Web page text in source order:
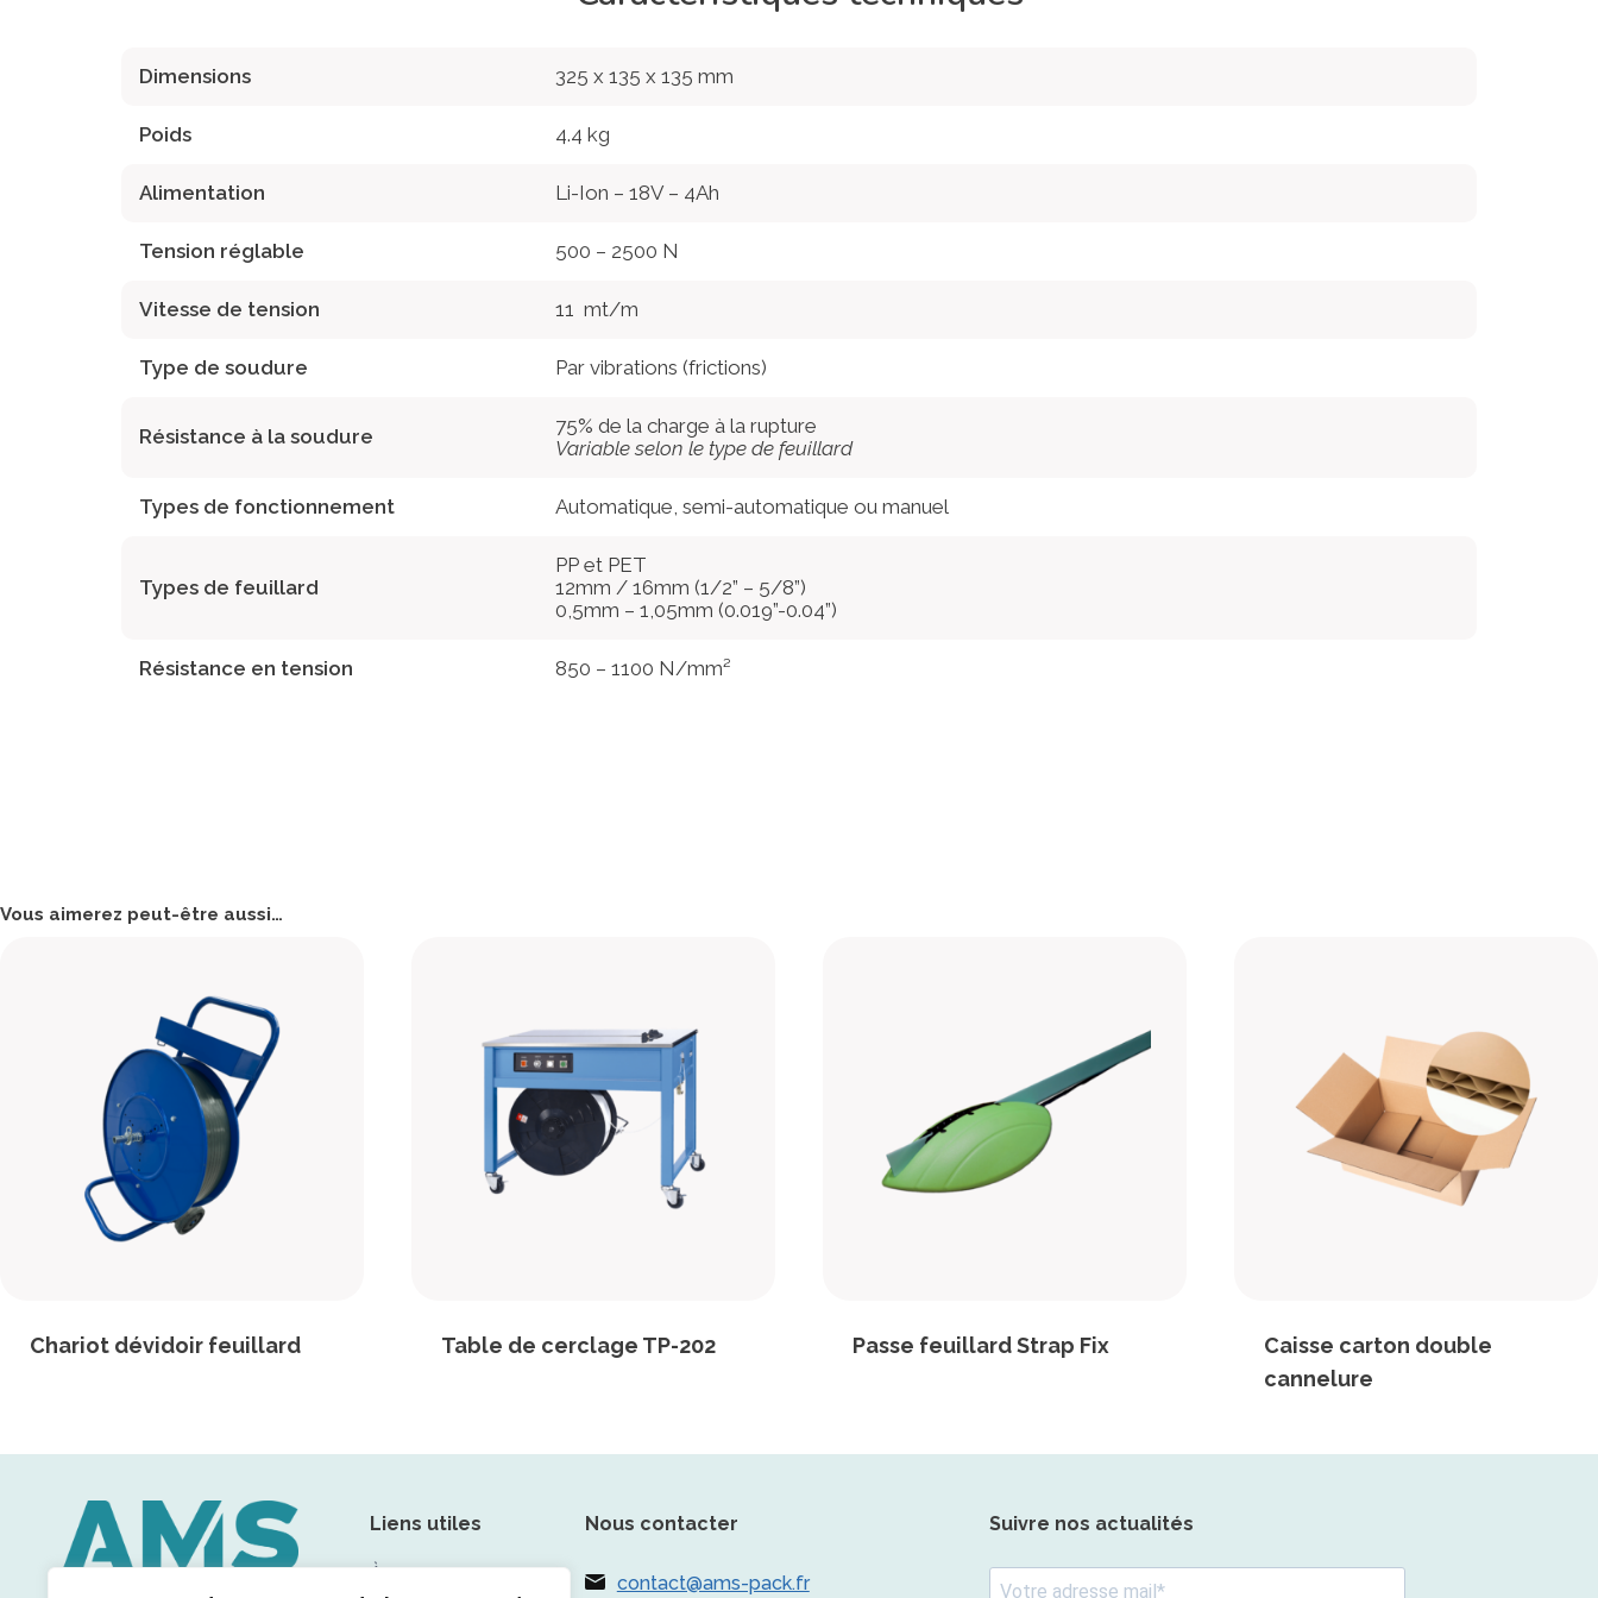
Dimensions 325 x 135 x 135 mm
Poids 4.4 kg
Alimentation Li-Ion – 18V – 4Ah
Tension réglable 500 – 2500 N
Vitesse de tension 11 mt/m
Type de soudure Par vibrations (frictions)
Résistance à la soudure
75% de la charge à la rupture
Variable selon le type de feuillard
Types de fonctionnement Automatique, semi-automatique ou manuel
Types de feuillard
PP et PET
12mm / 16mm (1/2” – 5/8”)
0,5mm – 1,05mm (0.019”-0.04”)
Résistance en tension 850 – 1100 N/mm²
Vous aimerez peut-être aussi…
Chariot dévidoir feuillard Table de cerclage TP-202 Passe feuillard Strap Fix
Caisse carton double
cannelure
Liens utiles
À propos
Nous contacter
contact@ams-pack.fr
Suivre nos actualités